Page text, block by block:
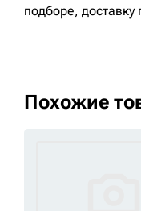
подборе,
Похожие